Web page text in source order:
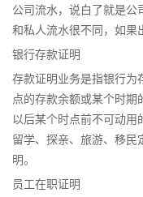
公司流水，说白了就是
和私人流水很不同，如果
银行存款证明
存款证明业务是指银行为
点的存款余额或某个时
以后某个时点前不可动
留学、探亲、旅游、移
明。
员工在职证明